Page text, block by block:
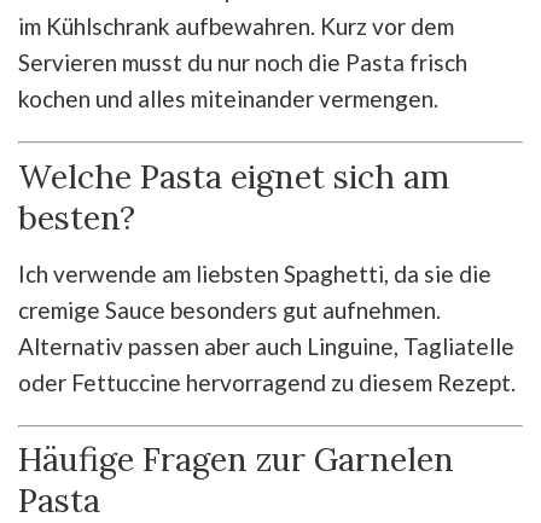
im Kühlschrank aufbewahren. Kurz vor dem
Servieren musst du nur noch die Pasta frisch
kochen und alles miteinander vermengen.
Welche Pasta eignet sich am
besten?
Ich verwende am liebsten Spaghetti, da sie die
cremige Sauce besonders gut aufnehmen.
Alternativ passen aber auch Linguine, Tagliatelle
oder Fettuccine hervorragend zu diesem Rezept.
Häufige Fragen zur Garnelen
Pasta